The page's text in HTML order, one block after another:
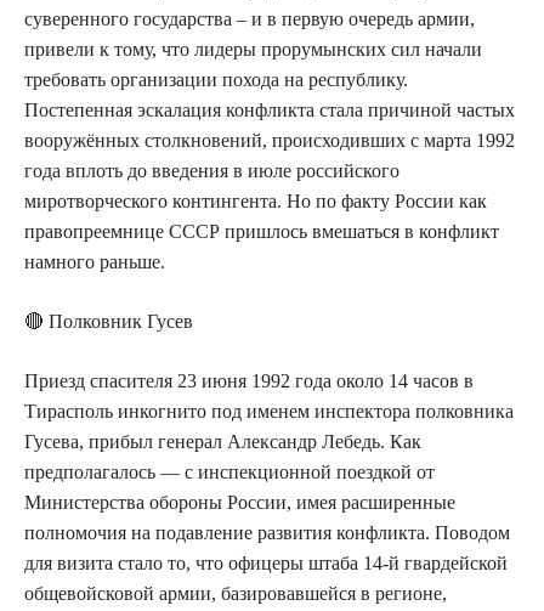
суверенного государства – и в первую очередь армии,
привели к тому, что лидеры прорумынских сил начали
требовать организации похода на республику.
Постепенная эскалация конфликта стала причиной частых
вооружённых столкновений, происходивших с марта 1992
года вплоть до введения в июле российского
миротворческого контингента. Но по факту России как
правопреемнице СССР пришлось вмешаться в конфликт
намного раньше.
🔴 Полковник Гусев
Приезд спасителя 23 июня 1992 года около 14 часов в
Тирасполь инкогнито под именем инспектора полковника
Гусева, прибыл генерал Александр Лебедь. Как
предполагалось — с инспекционной поездкой от
Министерства обороны России, имея расширенные
полномочия на подавление развития конфликта. Поводом
для визита стало то, что офицеры штаба 14-й гвардейской
общевойсковой армии, базировавшейся в регионе,